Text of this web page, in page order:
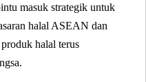
masuk strategik untuk
halal ASEAN dan
halal terus